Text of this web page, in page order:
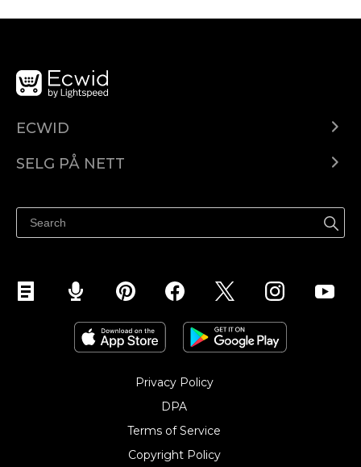
ECWID
Pris
SELG PÅ NETT
Selg på Facebook
Selg på Instagram
Privacy Policy
DPA
Terms of Service
Copyright Policy‎